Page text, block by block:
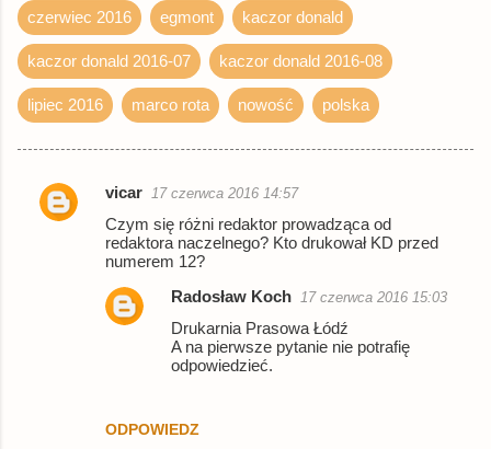
czerwiec 2016 egmont kaczor donald
kaczor donald 2016-07 kaczor donald 2016-08
lipiec 2016 marco rota nowość polska
K
vicar 17 czerwca 2016 14:57
Czym się różni redaktor prowadząca od
redaktora naczelnego? Kto drukował KD przed
numerem 12?
ODPOWIEDZ
Radosław Koch 17 czerwca 2016 15:03
Drukarnia Prasowa Łódź
A na pierwsze pytanie nie potrafię
odpowiedzieć.